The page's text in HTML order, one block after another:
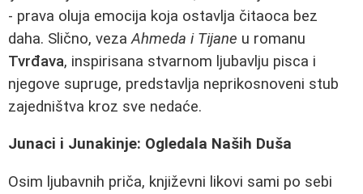
- prava oluja emocija koja ostavlja čitaoca bez
daha. Slično, vezaAhmeda i Tijane u romanu
Tvrđava, inspirisana stvarnom ljubavlju pisca i
njegove supruge, predstavlja neprikosnoveni stub
zajedništva kroz sve nedaće.
Junaci i Junakinje: Ogledala Naših Duša
Osim ljubavnih priča, književni likovi sami po sebi